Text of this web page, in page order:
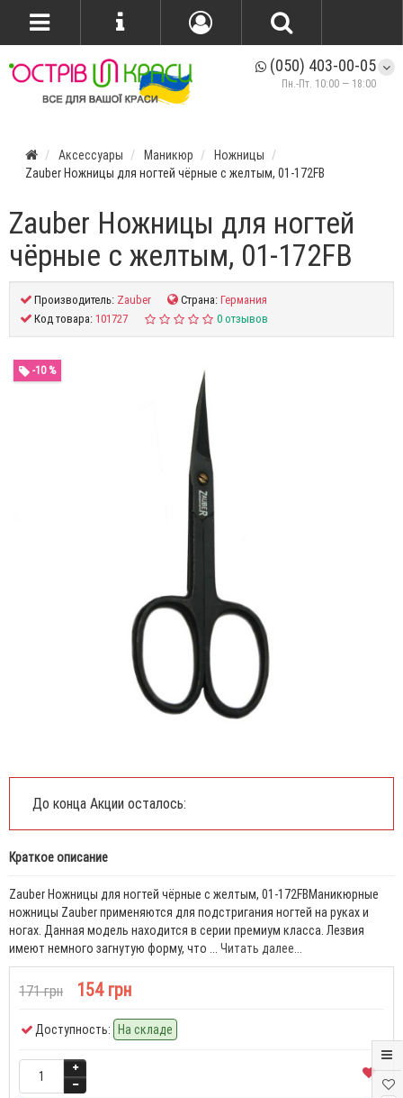
(050) 403-00-05
Пн.-Пт. 10:00 — 18:00
Аксессуары Маникюр
Ножницы
Zauber Ножницы для ногтей чёрные с желтым, 01-172FB
Zauber Ножницы для ногтей
чёрные с желтым, 01-172FB
Производитель: Zauber Страна:Германия
Код товара:101727 0 отзывов
-10 %
До конца Акции осталось:
Краткое описание
Zauber Ножницы для ногтей чёрные с желтым, 01-172FBМаникюрные
ножницы Zauber применяются для подстригания ногтей на руках и
ногах. Данная модель находится в серии премиум класса. Лезвия
имеют немного загнутую форму, что ... Читать далее...
171 грн 154 грн
Доступность: На складе